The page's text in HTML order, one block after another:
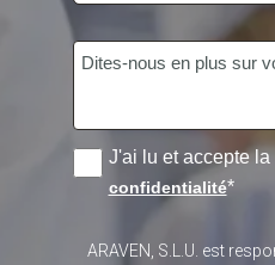
J'ai lu et accepte la
confidentialité*
ARAVEN, S.L.U. est